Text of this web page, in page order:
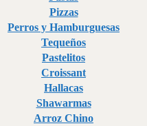
Pizzas
Perros y Hamburguesas
Tequeños
Pastelitos
Croissant
Hallacas
Shawarmas
Arroz Chino